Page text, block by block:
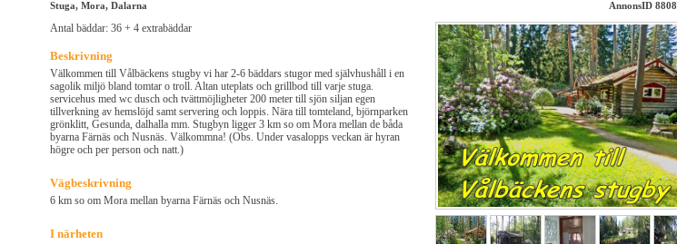
Stuga, Mora, Dalarna AnnonsID 8808
Antal bäddar: 36 + 4 extrabäddar
Beskrivning
Välkommen till Vålbäckens stugby vi har 2-6 bäddars stugor med självhushåll i en
sagolik miljö bland tomtar o troll. Altan uteplats och grillbod till varje stuga.
servicehus med wc dusch och tvättmöjligheter 200 meter till sjön siljan egen
tillverkning av hemslöjd samt servering och loppis. Nära till tomteland, björnparken
grönklitt, Gesunda, dalhalla mm. Stugbyn ligger 3 km so om Mora mellan de båda
byarna Färnäs och Nusnäs. Välkommna! (Obs. Under vasalopps veckan är hyran
högre och per person och natt.)
Vägbeskrivning
6 km so om Mora mellan byarna Färnäs och Nusnäs.
I närheten